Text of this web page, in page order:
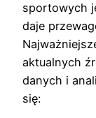
sportowych
daje
aktualnych
danych i
się: